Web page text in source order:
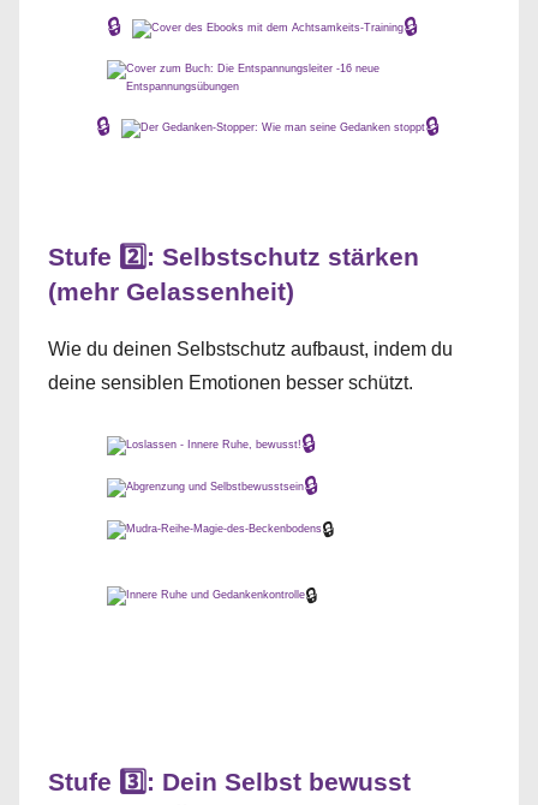
🔒 🔒
🔒 🔒
Stufe 2️⃣: Selbstschutz stärken
(mehr Gelassenheit)
Wie du deinen Selbstschutz aufbaust, indem du
deine sensiblen Emotionen besser schützt.
🔒
🔒
🔒
🔒
Stufe 3️⃣: Dein Selbst bewusst